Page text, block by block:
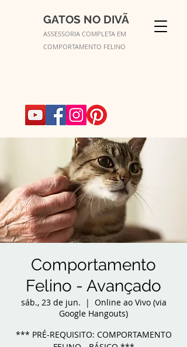
GATOS NO DIVÃ
ASSESSORIA COMPLETA EM
COMPORTAMENTO FELINO
Comportamento
Felino - Avançado
sáb., 23 de jun.
  |
Online ao Vivo (via
Google Hangouts)
*** PRÉ-REQUISITO: COMPORTAMENTO